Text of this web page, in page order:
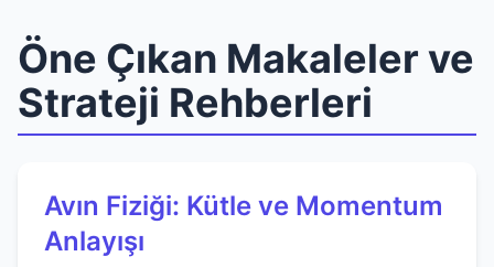
Öne Çıkan Makaleler ve
Strateji Rehberleri
Avın Fiziği: Kütle ve Momentum
Anlayışı